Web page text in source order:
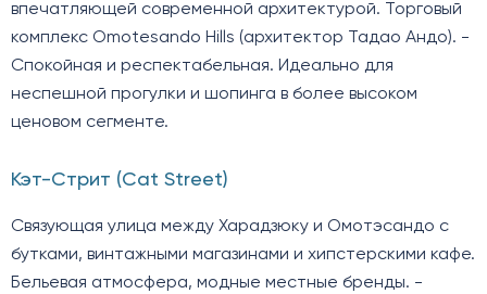
впечатляющей современной архитектурой. Торговый
комплекс Omotesando Hills (архитектор Тадао Андо). -
Спокойная и респектабельная. Идеально для
неспешной прогулки и шопинга в более высоком
ценовом сегменте.
Кэт-Стрит (Cat Street)
Связующая улица между Харадзюку и Омотэсандо с
бутками, винтажными магазинами и хипстерскими кафе.
Бельевая атмосфера, модные местные бренды. -